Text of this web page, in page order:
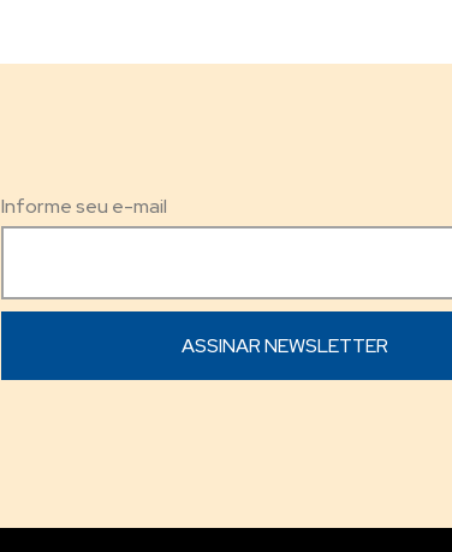
Informe seu e-mail